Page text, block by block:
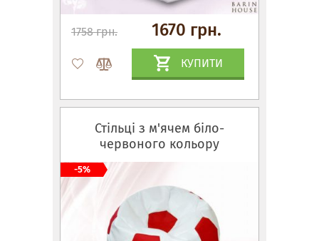
1758 грн. 1670 грн.
КУПИТИ
Стільці з м'ячем біло-
червоного кольору
-5%